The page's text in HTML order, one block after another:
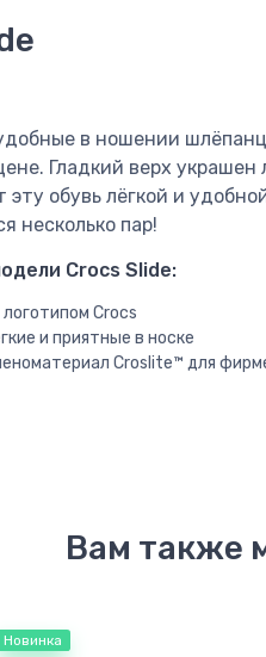
в ношении
Гладкий верх
эту обувь лёгкой и
несколько пар!
Crocs Slide:
логотипом Crocs
и приятные в носке
Croslite™ для
Вам также
Новинка